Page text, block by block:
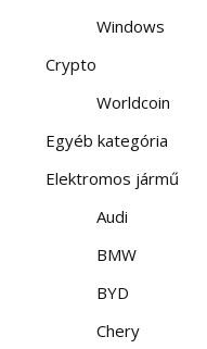
Windows
Crypto
Worldcoin
Egyéb kategória
Elektromos jármű
Audi
BMW
BYD
Chery